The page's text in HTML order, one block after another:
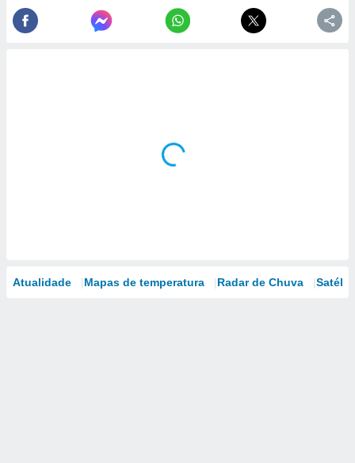
Atualidade Mapas de temperatura Radar de Chuva